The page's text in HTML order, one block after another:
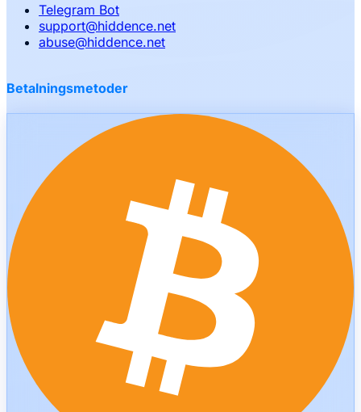
Telegram Bot
support@hiddence.net
abuse@hiddence.net
Betalningsmetoder